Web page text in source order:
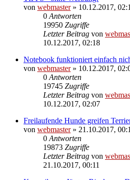
von webmaster» 10.12.2017,
0 Antworten
19950 Zugriffe
Letzter Beitrag von
10.12.2017, 02:18
Notebook funktioniert einfach
von webmaster» 10.12.2017,
0 Antworten
19745 Zugriffe
Letzter Beitrag von
10.12.2017, 02:07
Freilaufende Hunde greifen
von webmaster» 21.10.2017,
0 Antworten
19873 Zugriffe
Letzter Beitrag von
21.10.2017, 00:11